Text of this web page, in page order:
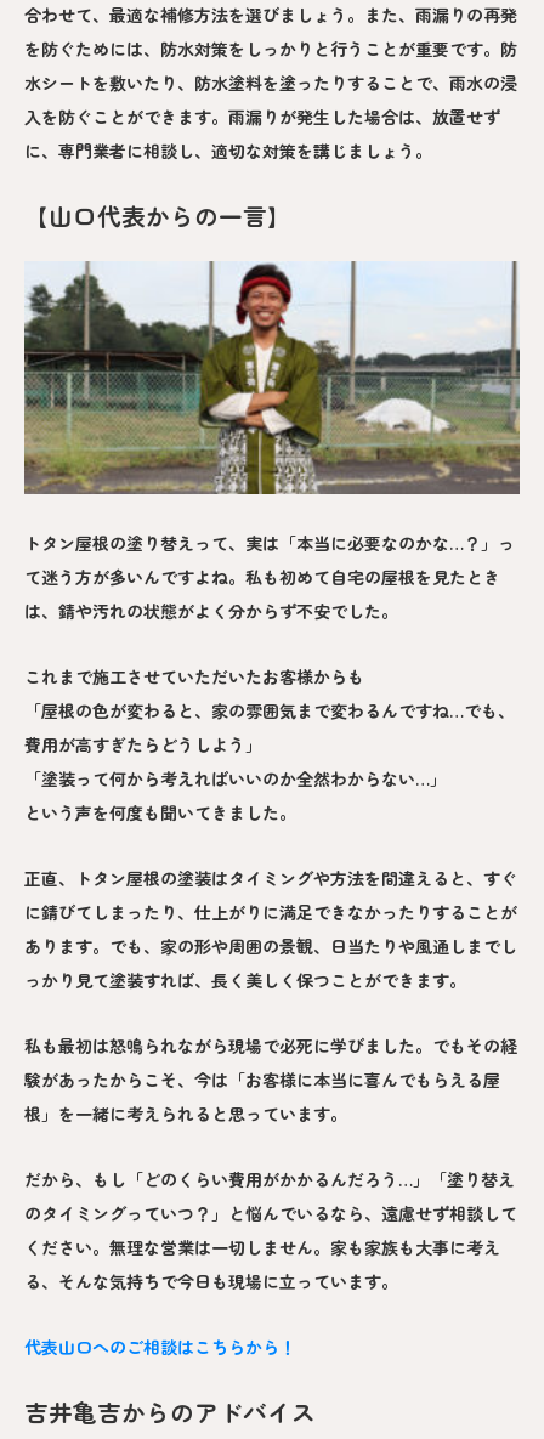
合わせて、最適な補修方法を選びましょう。また、雨漏りの再発
を防ぐためには、防水対策をしっかりと行うことが重要です。防
水シートを敷いたり、防水塗料を塗ったりすることで、雨水の浸
入を防ぐことができます。雨漏りが発生した場合は、放置せず
に、専門業者に相談し、適切な対策を講じましょう。
【山口代表からの一言】
トタン屋根の塗り替えって、実は「本当に必要なのかな…？」っ
て迷う方が多いんですよね。私も初めて自宅の屋根を見たとき
は、錆や汚れの状態がよく分からず不安でした。
これまで施工させていただいたお客様からも
「屋根の色が変わると、家の雰囲気まで変わるんですね…でも、
費用が高すぎたらどうしよう」
「塗装って何から考えればいいのか全然わからない…」
という声を何度も聞いてきました。
正直、トタン屋根の塗装はタイミングや方法を間違えると、すぐ
に錆びてしまったり、仕上がりに満足できなかったりすることが
あります。でも、家の形や周囲の景観、日当たりや風通しまでし
っかり見て塗装すれば、長く美しく保つことができます。
私も最初は怒鳴られながら現場で必死に学びました。でもその経
験があったからこそ、今は「お客様に本当に喜んでもらえる屋
根」を一緒に考えられると思っています。
だから、もし「どのくらい費用がかかるんだろう…」「塗り替え
のタイミングっていつ？」と悩んでいるなら、遠慮せず相談して
ください。無理な営業は一切しません。家も家族も大事に考え
る、そんな気持ちで今日も現場に立っています。
代表山口へのご相談はこちらから！
吉井亀吉からのアドバイス